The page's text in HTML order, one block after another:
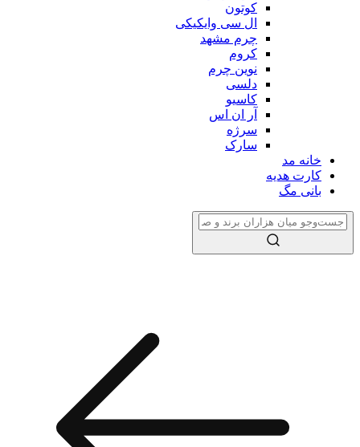
کوتون
ال سی وایکیکی
چرم مشهد
کروم
نوین چرم
دلسی
کاسیو
آر ان اس
سرژه
سارک
خانه مد
کارت هدیه
بانی مگ